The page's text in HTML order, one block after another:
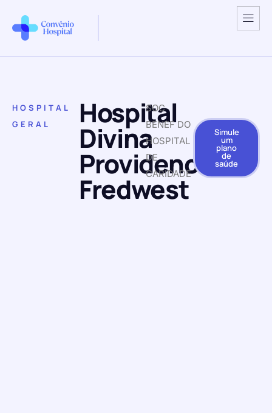
HOSPITAL
GERAL
Hospital
Divina
Providencia
Fredwest
SOC
BENEF DO
HOSPITAL
DE
CARIDADE
Simule
um
plano
de
saúde